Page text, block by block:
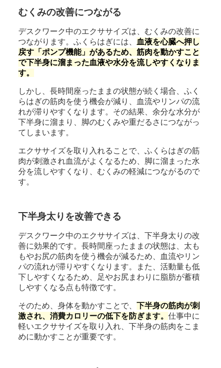
むくみの改善につながる
デスクワーク中のエクササイズは、むくみの改善に
つながります。ふくらはぎには、 血液を心臓へ押し
戻す「ポンプ機能」があるため、筋肉を動かすこと
で下半身に溜まった血液や水分を流しやすくなりま
す。
しかし、長時間座ったままの状態が続く場合、ふく
らはぎの筋肉を使う機会が減り、血流やリンパの流
れが滞りやすくなります。その結果、余分な水分が
下半身に溜まり、脚のむくみや重だるさにつながっ
てしまいます。
エクササイズを取り入れることで、ふくらはぎの筋
肉が刺激され血流がよくなるため、脚に溜まった水
分を流しやすくなり、むくみの軽減につながるので
す。
下半身太りを改善できる
デスクワーク中のエクササイズは、下半身太りの改
善に効果的です。長時間座ったままの状態は、太も
もやお尻の筋肉を使う機会が減るため、血流やリン
パの流れが滞りやすくなります。また、活動量も低
下しやすくなるため、足やお尻まわりに脂肪が蓄積
しやすくなる点も特徴です。
そのため、身体を動かすことで、下半身の筋肉が刺
激され、消費カロリーの低下を防ぎます。仕事中に
軽いエクササイズを取り入れ、下半身の筋肉をこま
めに動かすことが重要です。